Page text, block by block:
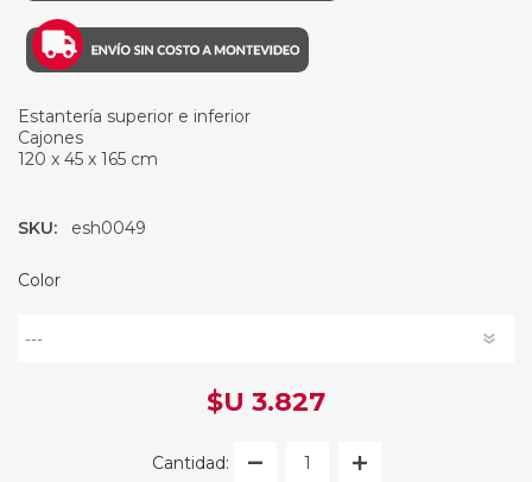
Estantería superior e inferior
Cajones
120 x 45 x 165 cm
SKU: esh0049
Color
$U 3.827
Cantidad: